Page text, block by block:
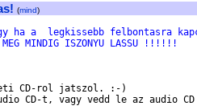
(mind)
ha a  legkissebb felbontasra
MINDIG ISZONYU LASSU !!!!!!
CD-rol jatszol. :-)
CD-t, vagy vedd le az audio